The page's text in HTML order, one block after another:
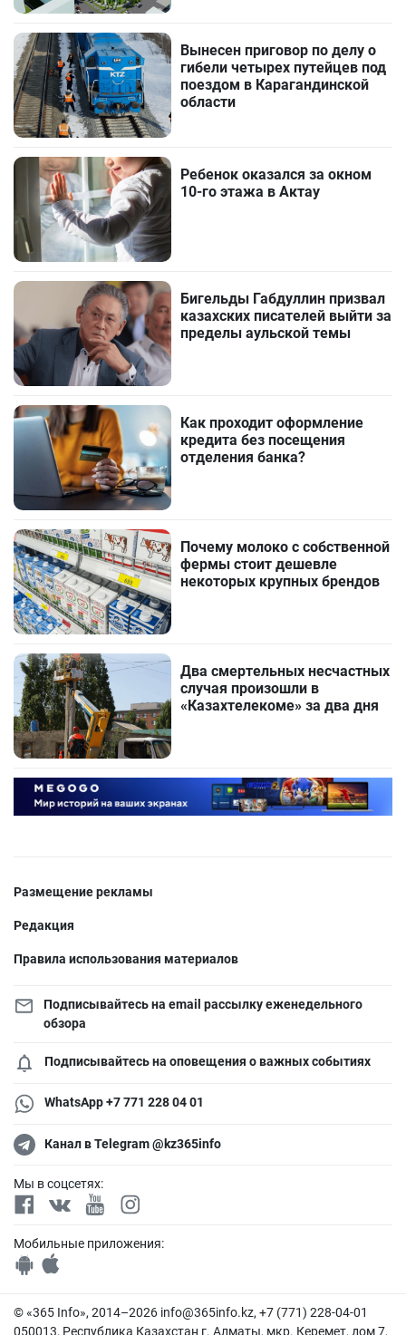
Вынесен приговор по делу о
гибели четырех путейцев под
поездом в Карагандинской
области
Ребенок оказался за окном
10-го этажа в Актау
Бигельды Габдуллин призвал
казахских писателей выйти за
пределы аульской темы
Как проходит оформление
кредита без посещения
отделения банка?
Почему молоко с собственной
фермы стоит дешевле
некоторых крупных брендов
Два смертельных несчастных
случая произошли в
«Казахтелекоме» за два дня
Размещение рекламы
Редакция
Правила использования материалов
Подписывайтесь на email рассылку еженедельного
обзора
Подписывайтесь на оповещения о важных событиях
WhatsApp +7 771 228 04 01
Канал в Telegram @kz365info
Мы в соцсетях:
Мобильные приложения:
© «365 Info», 2014–2026 info@365info.kz, +7 (771) 228-04-01
050013, Республика Казахстан г. Алматы, мкр. Керемет, дом 7,